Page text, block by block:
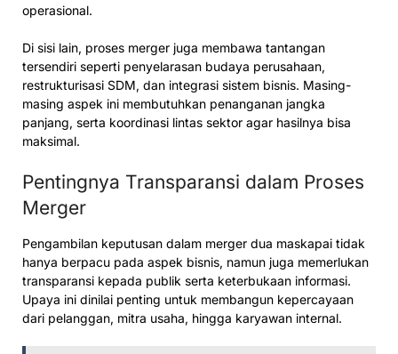
operasional.
Di sisi lain, proses merger juga membawa tantangan
tersendiri seperti penyelarasan budaya perusahaan,
restrukturisasi SDM, dan integrasi sistem bisnis. Masing-
masing aspek ini membutuhkan penanganan jangka
panjang, serta koordinasi lintas sektor agar hasilnya bisa
maksimal.
Pentingnya Transparansi dalam Proses
Merger
Pengambilan keputusan dalam merger dua maskapai tidak
hanya berpacu pada aspek bisnis, namun juga memerlukan
transparansi kepada publik serta keterbukaan informasi.
Upaya ini dinilai penting untuk membangun kepercayaan
dari pelanggan, mitra usaha, hingga karyawan internal.